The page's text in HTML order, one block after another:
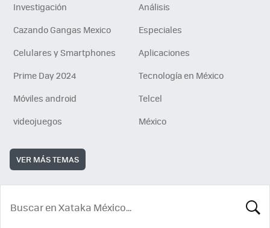
Investigación
Análisis
Cazando Gangas Mexico
Especiales
Celulares y Smartphones
Aplicaciones
Prime Day 2024
Tecnología en México
Móviles android
Telcel
videojuegos
México
VER MÁS TEMAS